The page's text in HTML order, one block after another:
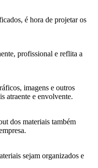
é hora de projetar os
profissional e reflita a
imagens e outros
atraente e envolvente.
dos materiais também
sejam organizados e